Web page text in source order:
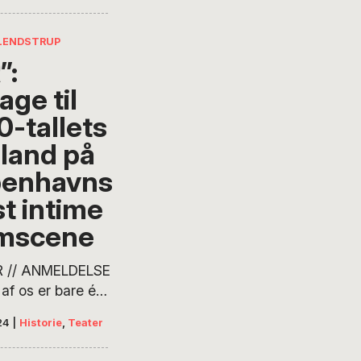
bander på
telefoner
til
tallets
på
intime
// ANMELDELSE
os er bare én
Titlen
OR – refererer
Historie, Teater